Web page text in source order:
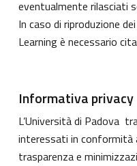
eventualmente rilasciati
In caso di riproduzione
Learning è necessario
Informativa privacy
L’Università di Padova
interessati in conformità
trasparenza e